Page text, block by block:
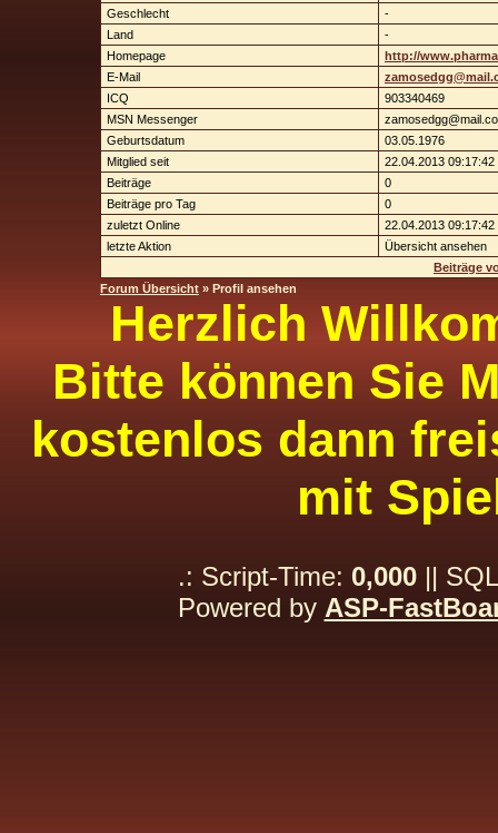
Geschlecht
-
Land
-
Homepage
http://
E-Mail
ICQ
903340469
MSN Messenger
Geburtsdatum
03.05.1976
Mitglied seit
22.04.2013 09:17:42
Beiträge
0
Beiträge pro Tag
0
zuletzt Online
22.04.2013 09:17:42
letzte Aktion
Übersicht ansehen
Beiträge
Forum Übersicht » Profil ansehen
Herzlich
Bitte können Sie
kostenlos dann
mit
.: Script-Time: 0,000||
Powered by ASP-